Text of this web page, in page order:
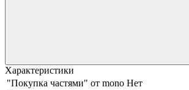
Характеристики
"Покупка частями" от mono Нет